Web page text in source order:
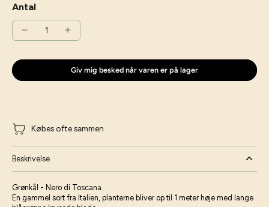
Antal
Giv mig besked når varen er på lager
Købes ofte sammen
Beskrivelse
Grønkål - Nero di Toscana
En gammel sort fra Italien, planterne bliver op til 1 meter høje med lange